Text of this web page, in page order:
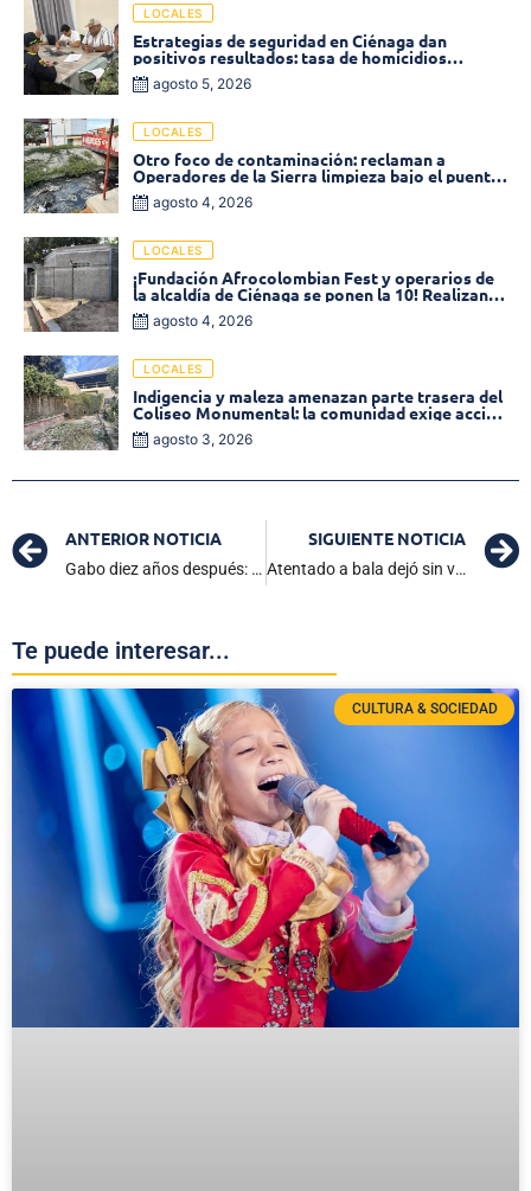
LOCALES
Estrategias de seguridad en Ciénaga dan
positivos resultados: tasa de homicidios
disminuyó un 58% en 2026
agosto 5, 2026
LOCALES
Otro foco de contaminación: reclaman a
Operadores de la Sierra limpieza bajo el puente
de la calle 19 con carrera 11
agosto 4, 2026
LOCALES
¡Fundación Afrocolombian Fest y operarios de
la alcaldía de Ciénaga se ponen la 10! Realizan
limpieza de la parte posterior del Coliseo
Monumental
agosto 4, 2026
LOCALES
Indigencia y maleza amenazan parte trasera del
Coliseo Monumental: la comunidad exige acción
inmediata!
agosto 3, 2026
ANTERIOR NOTICIA
Gabo diez años después: Vivo en el olvido del realismo mágico
SIGUIENTE NOTICIA
Atentado a bala dejó sin vida a un hombre en la Zona Bananera
Te puede interesar...
CULTURA & SOCIEDAD